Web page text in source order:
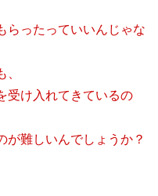
らったっていいんじゃな
受け入れてきているの
が難しいんでしょうか？